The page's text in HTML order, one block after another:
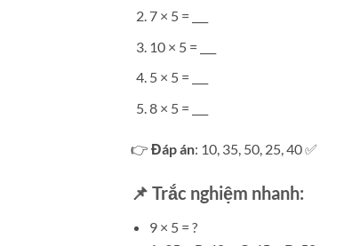
7 × 5 = ___
10 × 5 = ___
5 × 5 = ___
8 × 5 = ___
👉 Đáp án: 10, 35, 50, 25, 40 ✅
📌 Trắc nghiệm nhanh:
9 × 5 = ?